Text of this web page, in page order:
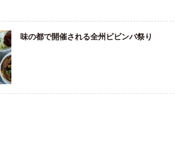
味の都で開催される全州ビビンバ祭り